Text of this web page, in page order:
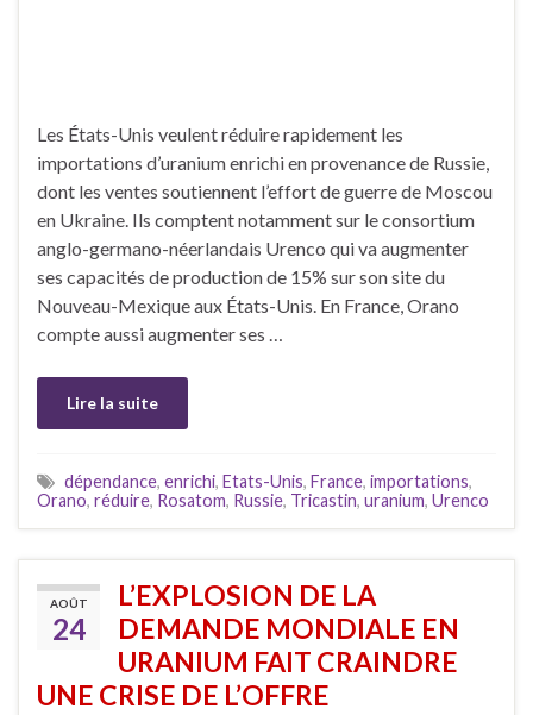
Les États-Unis veulent réduire rapidement les
importations d’uranium enrichi en provenance de Russie,
dont les ventes soutiennent l’effort de guerre de Moscou
en Ukraine. Ils comptent notamment sur le consortium
anglo-germano-néerlandais Urenco qui va augmenter
ses capacités de production de 15% sur son site du
Nouveau-Mexique aux États-Unis. En France, Orano
compte aussi augmenter ses …
Lire la suite
dépendance, enrichi, Etats-Unis, France, importations,
Orano, réduire, Rosatom, Russie, Tricastin, uranium, Urenco
AOÛT
24
L’EXPLOSION DE LA
DEMANDE MONDIALE EN
URANIUM FAIT CRAINDRE
UNE CRISE DE L’OFFRE